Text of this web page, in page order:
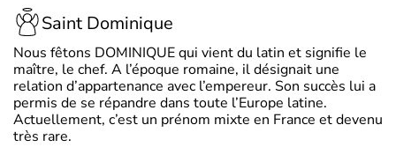
Saint Dominique
Nous fêtons DOMINIQUE qui vient du latin et signifie le
maître, le chef. A l’époque romaine, il désignait une
relation d’appartenance avec l’empereur. Son succès lui a
permis de se répandre dans toute l’Europe latine.
Actuellement, c’est un prénom mixte en France et devenu
très rare.